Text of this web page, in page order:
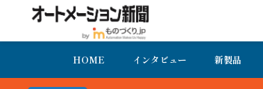
HOME インタビュー 新製品